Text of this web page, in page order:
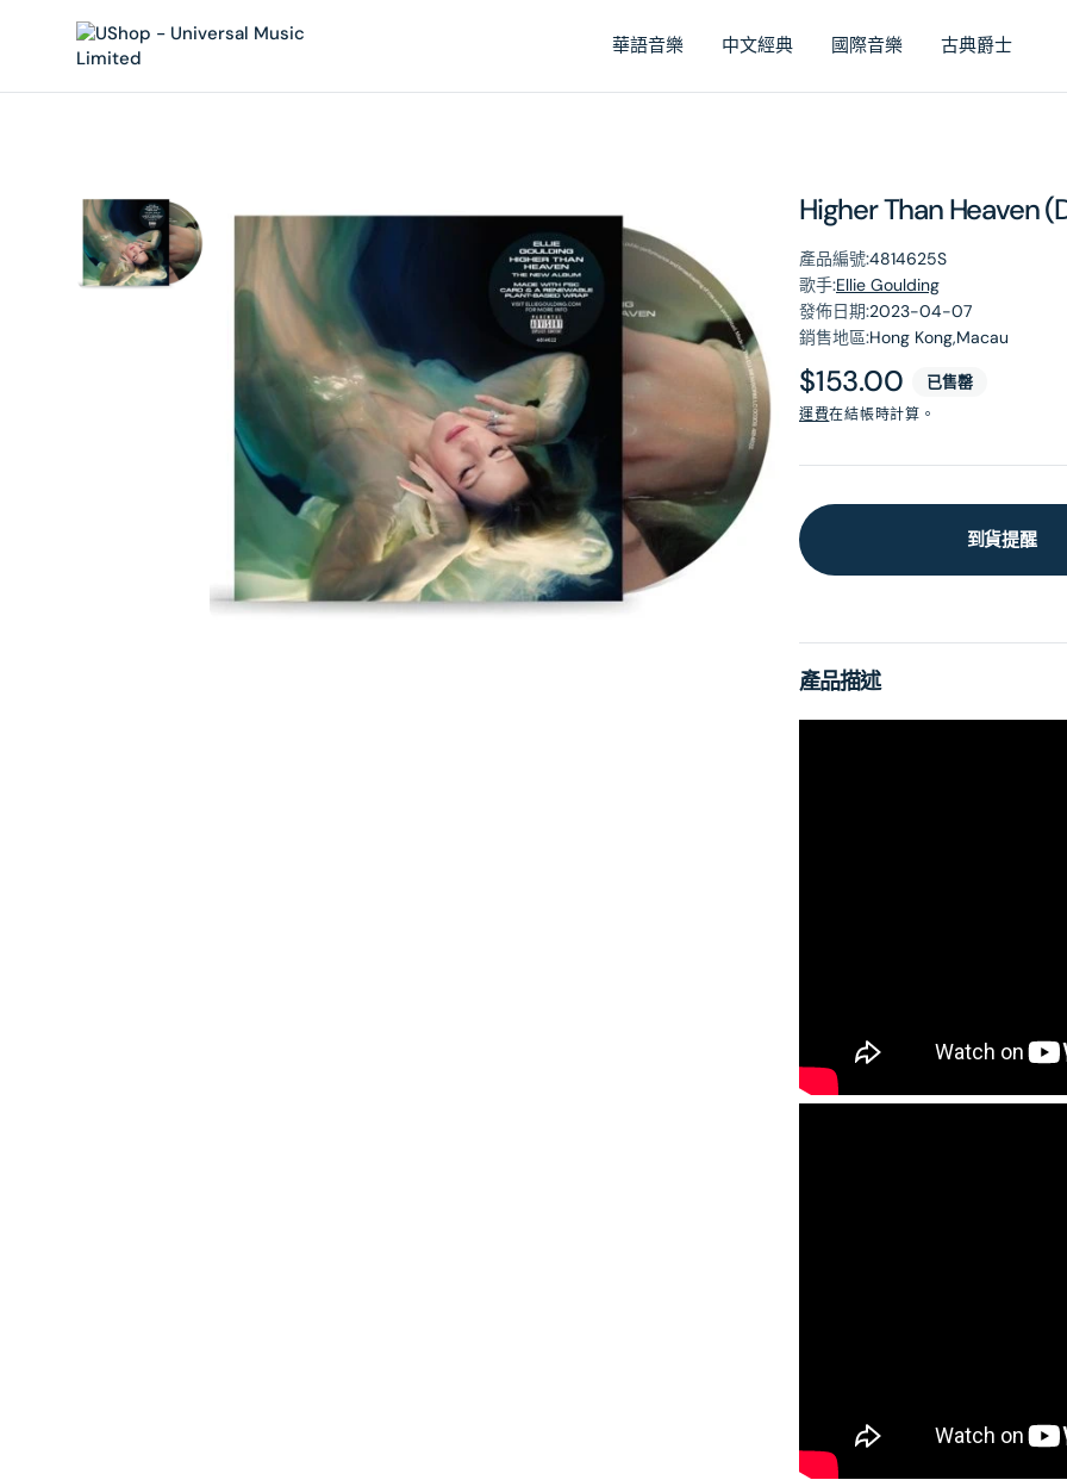
華語音樂 中文經典 國際音樂 古典爵士
Higher Than Heaven
產品編號:4814625S
歌手:Ellie Goulding
發佈日期:2023-04-07
銷售地區:Hong Kong,Macau
原
價
$153.00 已售罄
運費在結帳時計算。
到貨提醒
產品描述
在
相
簿
中
開
啟
第